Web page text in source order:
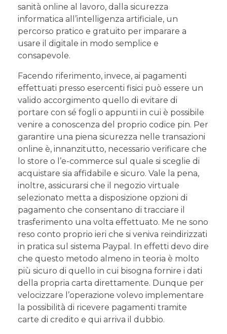
sanità online al lavoro, dalla sicurezza
informatica all’intelligenza artificiale, un
percorso pratico e gratuito per imparare a
usare il digitale in modo semplice e
consapevole.
Facendo riferimento, invece, ai pagamenti
effettuati presso esercenti fisici può essere un
valido accorgimento quello di evitare di
portare con sé fogli o appunti in cui è possibile
venire a conoscenza del proprio codice pin. Per
garantire una piena sicurezza nelle transazioni
online è, innanzitutto, necessario verificare che
lo store o l’e-commerce sul quale si sceglie di
acquistare sia affidabile e sicuro. Vale la pena,
inoltre, assicurarsi che il negozio virtuale
selezionato metta a disposizione opzioni di
pagamento che consentano di tracciare il
trasferimento una volta effettuato. Me ne sono
reso conto proprio ieri che si veniva reindirizzati
in pratica sul sistema Paypal. In effetti devo dire
che questo metodo almeno in teoria è molto
più sicuro di quello in cui bisogna fornire i dati
della propria carta direttamente. Dunque per
velocizzare l’operazione volevo implementare
la possibilità di ricevere pagamenti tramite
carte di credito e qui arriva il dubbio.